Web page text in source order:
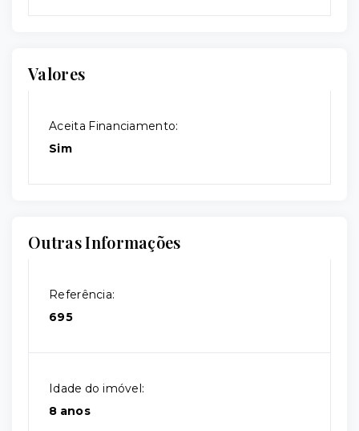
Valores
Aceita Financiamento:
Sim
Outras Informações
Referência:
695
Idade do imóvel:
8 anos